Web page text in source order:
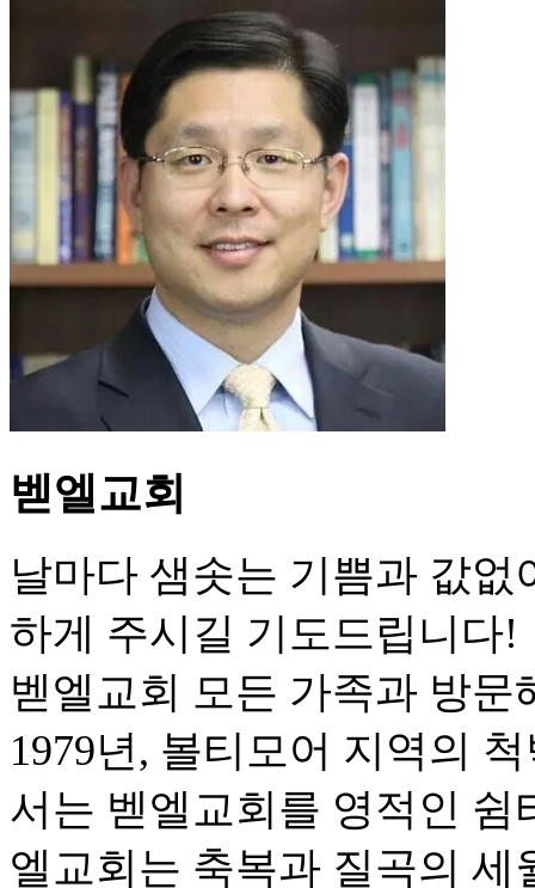
벧엘교회
날마다 샘솟는 기쁨과 값
하게 주시길 기도드립니다!
벧엘교회 모든 가족과 방
1979년, 볼티모어 지역의
서는 벧엘교회를 영적인 쉼
엘교회는 축복과 질곡의